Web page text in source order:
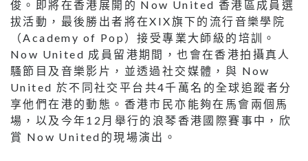
俊。即將在香港展開的 Now United 香港區成員選
拔活動，最後勝出者將在XIX旗下的流行音樂學院
（Academy of Pop）接受專業大師級的培訓。
Now United 成員留港期間，也會在香港拍攝真人
騷節目及音樂影片，並透過社交媒體，與 Now
United 於不同社交平台共4千萬名的全球追蹤者分
享他們在港的動態。香港市民亦能夠在馬會兩個馬
場，以及今年12月舉行的浪琴香港國際賽事中，欣
賞 Now United的現場演出。